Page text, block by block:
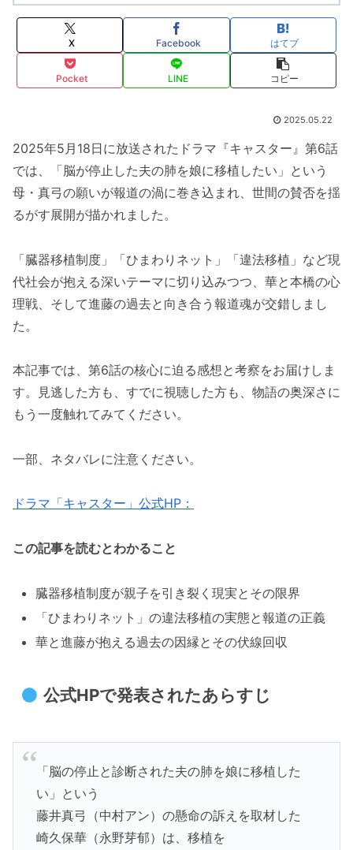
X Facebook はてブ
Pocket LINE コピー
2025.05.22
2025年5月18日に放送されたドラマ『キャスター』第6話
では、「脳が停止した夫の肺を娘に移植したい」という
母・真弓の願いが報道の渦に巻き込まれ、世間の賛否を揺
るがす展開が描かれました。
「臓器移植制度」「ひまわりネット」「違法移植」など現
代社会が抱える深いテーマに切り込みつつ、華と本橋の心
理戦、そして進藤の過去と向き合う報道魂が交錯しまし
た。
本記事では、第6話の核心に迫る感想と考察をお届けしま
す。見逃した方も、すでに視聴した方も、物語の奥深さに
もう一度触れてみてください。
一部、ネタバレに注意ください。
ドラマ「キャスター」公式HP：
この記事を読むとわかること
臓器移植制度が親子を引き裂く現実とその限界
「ひまわりネット」の違法移植の実態と報道の正義
華と進藤が抱える過去の因縁とその伏線回収
公式HPで発表されたあらすじ
「脳の停止と診断された夫の肺を娘に移植した
い」という
藤井真弓（中村アン）の懸命の訴えを取材した
崎久保華（永野芽郁）は、移植を